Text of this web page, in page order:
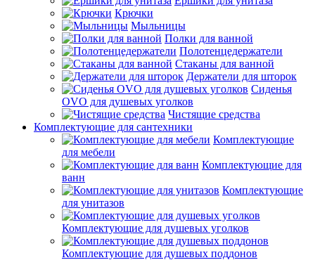
Крючки
Мыльницы
Полки для ванной
Полотенцедержатели
Стаканы для ванной
Держатели для шторок
Сиденья
OVO для душевых уголков
Чистящие средства
Комплектующие для сантехники
Комплектующие
для мебели
Комплектующие для
ванн
Комплектующие
для унитазов
Комплектующие для душевых уголков
Комплектующие для душевых поддонов